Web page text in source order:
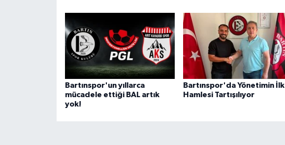
Bartınspor'un yıllarca
mücadele ettiği BAL artık
yok!
Bartınspor'da Yönetimin İlk
Hamlesi Tartışılıyor